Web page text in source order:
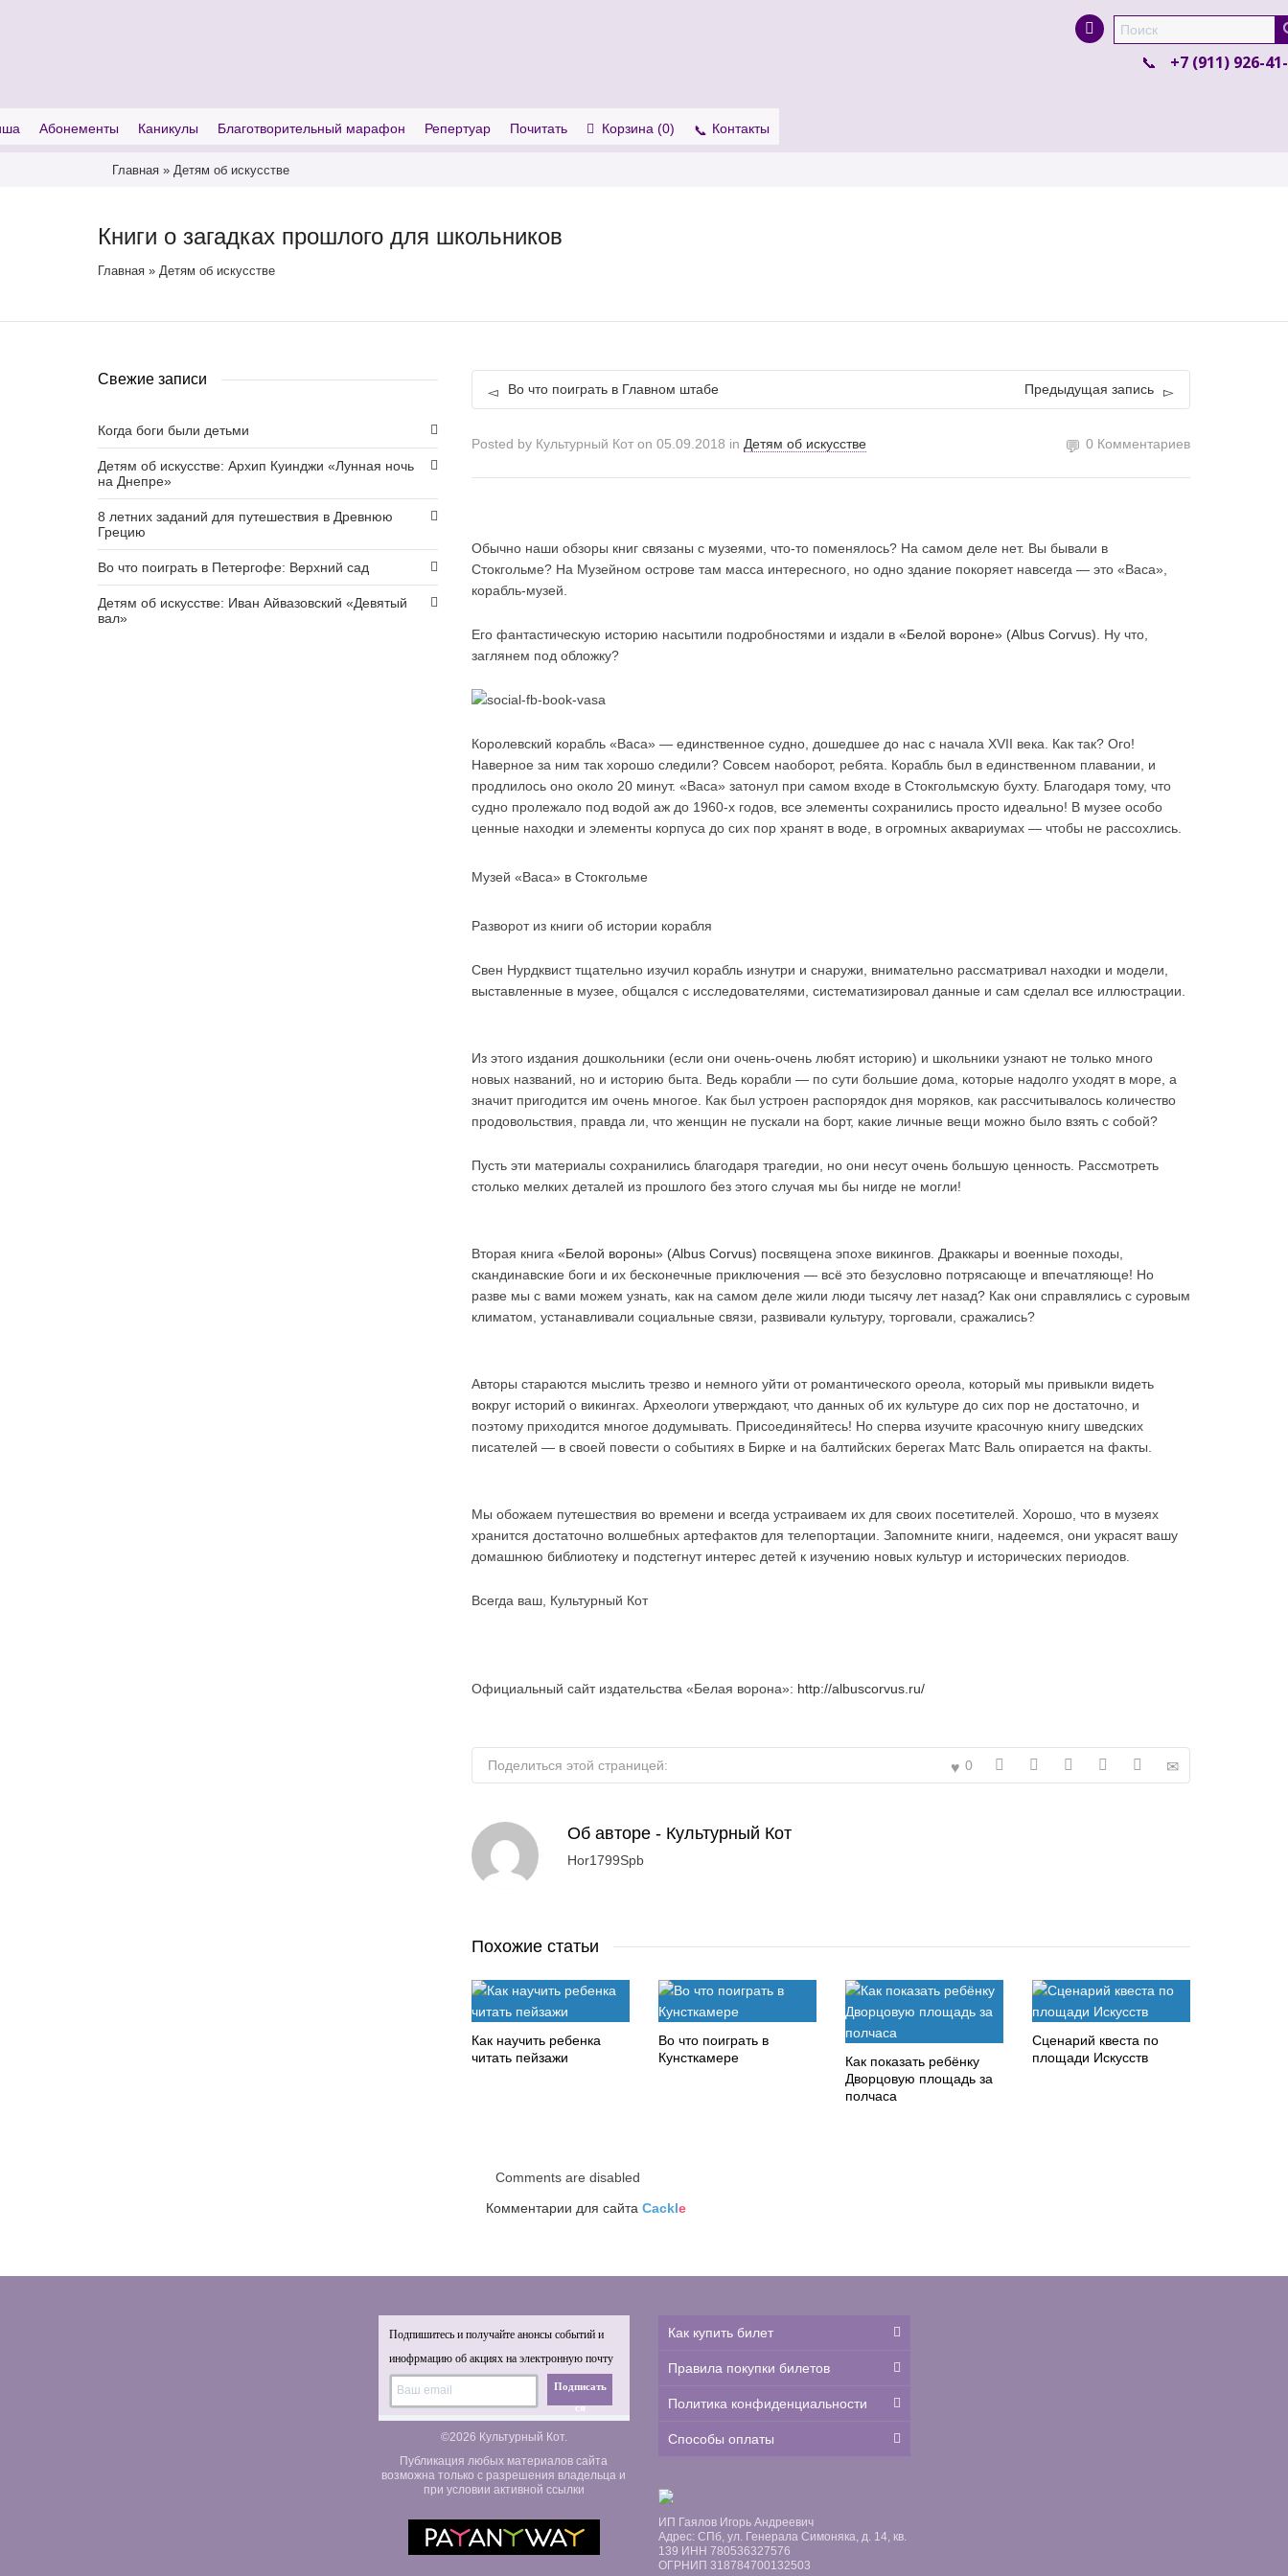
+7 (911) 926-
Абонементы Каникулы Благотворительный марафон Репертуар Почитать Корзина (0) Контакты
Главная » Детям об искусстве
Книги о загадках прошлого для школьников
Главная » Детям об искусстве
Во что поиграть в Главном штабе Предыдущая запись
Posted by Культурный Кот on 05.09.2018 in Детям об искусстве 0 Комментариев
Обычно наши обзоры книг связаны с музеями, что-то поменялось? На самом деле нет. Вы бывали в
Стокгольме? На Музейном острове там масса интересного, но одно здание покоряет навсегда — это «Васа»,
корабль-музей.
Его фантастическую историю насытили подробностями и издали в «Белой вороне» (Albus Corvus) . Ну что,
заглянем под обложку?
Королевский корабль «Ваcа» — единственное судно, дошедшее до нас с начала XVII века. Как так? Ого!
Наверное за ним так хорошо следили? Совсем наоборот, ребята. Корабль был в единственном плавании, и
продлилось оно около 20 минут. «Васа» затонул при самом входе в Стокгольмскую бухту. Благодаря тому, что
судно пролежало под водой аж до 1960-х годов, все элементы сохранились просто идеально! В музее особо
ценные находки и элементы корпуса до сих пор хранят в воде, в огромных аквариумах — чтобы не рассохлись.
Музей «Васа» в Стокгольме
Разворот из книги об истории корабля
Свен Нурдквист тщательно изучил корабль изнутри и снаружи, внимательно рассматривал находки и модели,
выставленные в музее, общался с исследователями, систематизировал данные и сам сделал все иллюстрации.
Из этого издания дошкольники (если они очень-очень любят историю) и школьники узнают не только много
новых названий, но и историю быта. Ведь корабли — по сути большие дома, которые надолго уходят в море, а
значит пригодится им очень многое. Как был устроен распорядок дня моряков, как рассчитывалось количество
продовольствия, правда ли, что женщин не пускали на борт, какие личные вещи можно было взять с собой?
Пусть эти материалы сохранились благодаря трагедии, но они несут очень большую ценность. Рассмотреть
столько мелких деталей из прошлого без этого случая мы бы нигде не могли!
Вторая книга «Белой вороны» (Albus Corvus) посвящена эпохе викингов. Драккары и военные походы,
скандинавские боги и их бесконечные приключения — всё это безусловно потрясающе и впечатляюще! Но
разве мы с вами можем узнать, как на самом деле жили люди тысячу лет назад? Как они справлялись с суровым
климатом, устанавливали социальные связи, развивали культуру, торговали, сражались?
Авторы стараются мыслить трезво и немного уйти от романтического ореола, который мы привыкли видеть
вокруг историй о викингах. Археологи утверждают, что данных об их культуре до сих пор не достаточно, и
поэтому приходится многое додумывать. Присоединяйтесь! Но сперва изучите красочную книгу шведских
писателей — в своей повести о событиях в Бирке и на балтийских берегах Матс Валь опирается на факты.
Мы обожаем путешествия во времени и всегда устраиваем их для своих посетителей. Хорошо, что в музеях
хранится достаточно волшебных артефактов для телепортации. Запомните книги, надеемся, они украсят вашу
домашнюю библиотеку и подстегнут интерес детей к изучению новых культур и исторических периодов.
Всегда ваш, Культурный Кот
Официальный сайт издательства «Белая ворона»: http://albuscorvus.ru/
Поделиться этой страницей: 0
Об авторе - Культурный Кот
Hor1799Spb
Похожие статьи
Как научить ребенка
читать пейзажи
Во что поиграть в
Кунсткамере
Как показать ребёнку
Дворцовую площадь за
полчаса
Сценарий квеста по
площади Искусств
Comments are disabled
Комментарии для сайта Cackle
Свежие записи
Когда боги были детьми
Детям об искусстве: Архип Куинджи «Лунная ночь
на Днепре»
8 летних заданий для путешествия в Древнюю
Грецию
Во что поиграть в Петергофе: Верхний сад
Детям об искусстве: Иван Айвазовский «Девятый
вал»
Подпишитесь и получайте анонсы событий и
инофрмацию об акциях на электронную почту
Подписать
ся
©2026 Культурный Кот.
Публикация любых материалов сайта
возможна только с разрешения владельца и
при условии активной ссылки
Как купить билет
Правила покупки билетов
Политика конфиденциальности
Способы оплаты
ИП Гаялов Игорь Андреевич
Адрес: СПб, ул. Генерала Симоняка, д. 14, кв.
139 ИНН 780536327576
ОГРНИП 318784700132503